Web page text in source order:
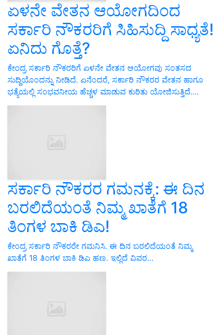
ಏಳನೇ ವೇತನ ಆಯೋಗದಿಂದ
ಸರ್ಕಾರಿ ನೌಕರರಿಗೆ ಸಿಹಿಸುದ್ದಿ ಸಾಧ್ಯತೆ!
ಏನಿದು ಗೊತ್ತೆ?
ಕೇಂದ್ರ ಸರ್ಕಾರಿ ನೌಕರರಿಗೆ ಏಳನೇ ವೇತನ ಆಯೋಗವು ಸಂತಸದ
ಸುದ್ದಿಯೊಂದನ್ನು ನೀಡಿದೆ. ಏನೆಂದರೆ, ಸರ್ಕಾರಿ ನೌಕರರ ವೇತನ ಹಾಗೂ
ಭತ್ಯೆಯಲ್ಲಿ ಸಂಭವನೀಯ ಹೆಚ್ಚಳ ಮಾಡುವ ಕುರಿತು ಯೋಜಿಸುತ್ತಿದೆ.…
ಸರ್ಕಾರಿ ನೌಕರರ ಗಮನಕ್ಕೆ: ಈ ದಿನ
ಬರಲಿದೆಯಂತೆ ನಿಮ್ಮ ಖಾತೆಗೆ 18
ತಿಂಗಳ ಬಾಕಿ ಡಿಎ!
ಕೇಂದ್ರ ಸರ್ಕಾರಿ ನೌಕರರೇ ಗಮನಿಸಿ. ಈ ದಿನ ಬರಲಿದೆಯಂತೆ ನಿಮ್ಮ
ಖಾತೆಗೆ 18 ತಿಂಗಳ ಬಾಕಿ ಡಿಎ ಹಣ. ಇಲ್ಲಿದೆ ವಿವರ…